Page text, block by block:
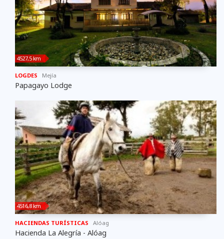
4527,5 km
LOGDES Mejí­a
Papagayo Lodge
4516,8 km
HACIENDAS TURÍSTICAS Alóag
Hacienda La Alegría - Alóag